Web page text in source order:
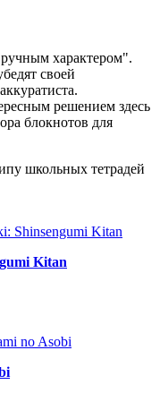
характером".
своей
решением здесь
блокнотов для
школьных тетрадей
Kitan